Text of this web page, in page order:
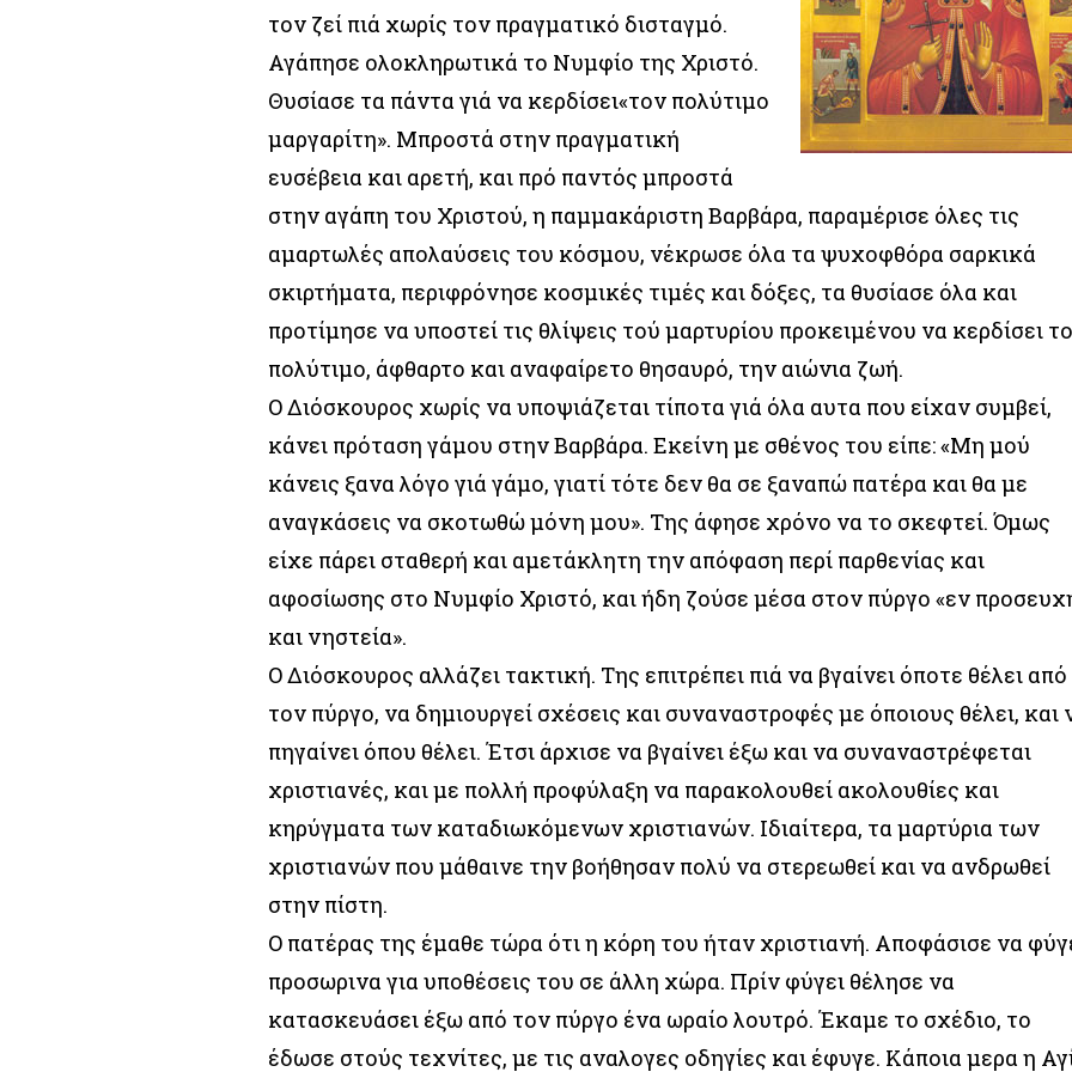
τον ζεί πιά χωρίς τον πραγματικό δισταγμό.
Αγάπησε ολοκληρωτικά το Νυμφίο της Χριστό.
Θυσίασε τα πάντα γιά να κερδίσει«τον πολύτιμο
μαργαρίτη». Μπροστά στην πραγματική
ευσέβεια και αρετή, και πρό παντός μπροστά
στην αγάπη του Χριστού, η παμμακάριστη Βαρβάρα, παραμέρισε όλες τις
αμαρτωλές απολαύσεις του κόσμου, νέκρωσε όλα τα ψυχοφθόρα σαρκικά
σκιρτήματα, περιφρόνησε κοσμικές τιμές και δόξες, τα θυσίασε όλα και
προτίμησε να υποστεί τις θλίψεις τού μαρτυρίου προκειμένου να κερδίσει
πολύτιμο, άφθαρτο και αναφαίρετο θησαυρό, την αιώνια ζωή.
Ο Διόσκουρος χωρίς να υποψιάζεται τίποτα γιά όλα αυτα που είχαν συμβεί,
κάνει πρόταση γάμου στην Βαρβάρα. Εκείνη με σθένος του είπε: «Μη μού
κάνεις ξανα λόγο γιά γάμο, γιατί τότε δεν θα σε ξαναπώ πατέρα και θα με
αναγκάσεις να σκοτωθώ μόνη μου». Της άφησε χρόνο να το σκεφτεί. Όμως
είχε πάρει σταθερή και αμετάκλητη την απόφαση περί παρθενίας και
αφοσίωσης στο Νυμφίο Χριστό, και ήδη ζούσε μέσα στον πύργο «εν
και νηστεία».
Ο Διόσκουρος αλλάζει τακτική. Της επιτρέπει πιά να βγαίνει όποτε θέλει από
τον πύργο, να δημιουργεί σχέσεις και συναναστροφές με όποιους θέλει, και
πηγαίνει όπου θέλει. Έτσι άρχισε να βγαίνει έξω και να συναναστρέφεται
χριστιανές, και με πολλή προφύλαξη να παρακολουθεί ακολουθίες και
κηρύγματα των καταδιωκόμενων χριστιανών. Ιδιαίτερα, τα μαρτύρια των
χριστιανών που μάθαινε την βοήθησαν πολύ να στερεωθεί και να ανδρωθεί
στην πίστη.
Ο πατέρας της έμαθε τώρα ότι η κόρη του ήταν χριστιανή. Αποφάσισε να
προσωρινα για υποθέσεις του σε άλλη χώρα. Πρίν φύγει θέλησε να
κατασκευάσει έξω από τον πύργο ένα ωραίο λουτρό. Έκαμε το σχέδιο, το
έδωσε στούς τεχνίτες, με τις αναλογες οδηγίες και έφυγε. Κάποια μερα η